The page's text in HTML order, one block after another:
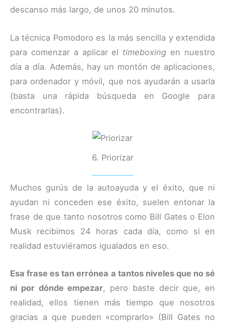
descanso más largo, de unos 20 minutos.
La técnica Pomodoro es la más sencilla y extendida
para comenzar a aplicar el timeboxing en nuestro
día a día. Además, hay un montón de aplicaciones,
para ordenador y móvil, que nos ayudarán a usarla
(basta una rápida búsqueda en Google para
encontrarlas).
6. Priorizar
Muchos gurús de la autoayuda y el éxito, que ni
ayudan ni conceden ese éxito, suelen entonar la
frase de que tanto nosotros como Bill Gates o Elon
Musk recibimos 24 horas cada día, como si en
realidad estuviéramos igualados en eso.
Esa frase es tan errónea a tantos niveles que no sé
ni por dónde empezar, pero baste decir que, en
realidad, ellos tienen más tiempo que nosotros
gracias a que pueden «comprarlo» (Bill Gates no